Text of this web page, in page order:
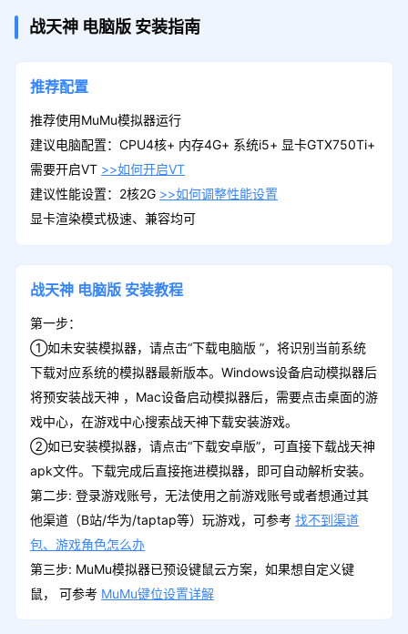
战天神 电脑版 安装指南
推荐配置
推荐使用MuMu模拟器运行
建议电脑配置：CPU4核+ 内存4G+ 系统i5+ 显卡GTX750Ti+
需要开启VT >>如何开启VT
建议性能设置：2核2G >>如何调整性能设置
显卡渲染模式极速、兼容均可
战天神 电脑版 安装教程
第一步：
①如未安装模拟器，请点击“下载电脑版 ”，将识别当前系统
下载对应系统的模拟器最新版本。Windows设备启动模拟器后
将预安装战天神 ，Mac设备启动模拟器后，需要点击桌面的游
戏中心，在游戏中心搜索战天神下载安装游戏。
②如已安装模拟器，请点击“下载安卓版”，可直接下载战天神
apk文件。下载完成后直接拖进模拟器，即可自动解析安装。
第二步: 登录游戏账号，无法使用之前游戏账号或者想通过其
他渠道（B站/华为/taptap等）玩游戏，可参考 找不到渠道
包、游戏角色怎么办
第三步: MuMu模拟器已预设键鼠云方案，如果想自定义键
鼠， 可参考 MuMu键位设置详解